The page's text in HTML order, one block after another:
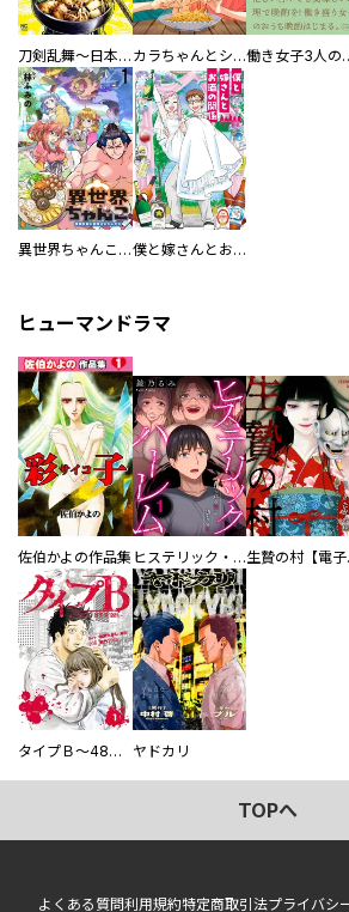
刀剣乱舞～日本号つれづれ酒～ カラちゃんとシトーさんと、 【分冊版】 働き女
異世界ちゃんこ～横綱目前に召喚されたんだが～ 【連載版】 僕と嫁さんとお酒の関係
ヒューマンドラマ
佐伯かよの作品集 ヒステリック・ハーレム～搾られる男と堕ちる女～【電子単行本版】 生
タイプＢ～48時間後、致死率100％～【単話】 ヤドカリ
TOPへ
よくある質問利用規約特定商取引法プライバシ